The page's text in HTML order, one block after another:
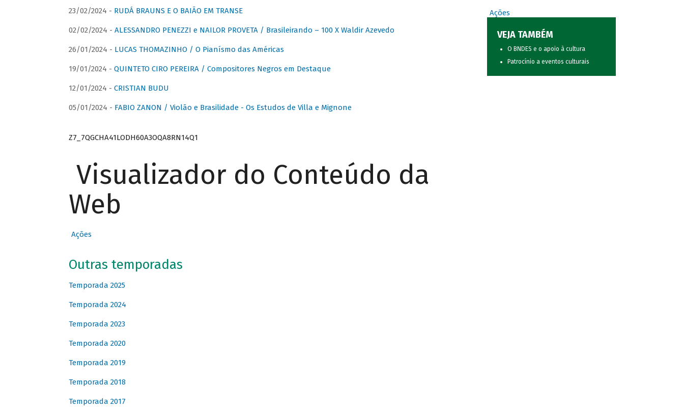
23/02/2024 - RUDÁ BRAUNS E O BAIÃO EM TRANSE
02/02/2024 - ALESSANDRO PENEZZI e NAILOR PROVETA / Brasileirando – 100 X Waldir Azevedo
26/01/2024 - LUCAS THOMAZINHO / O Pianísmo das Américas
19/01/2024 - QUINTETO CIRO PEREIRA / Compositores Negros em Destaque
12/01/2024 - CRISTIAN BUDU
05/01/2024 - FABIO ZANON / Violão e Brasilidade - Os Estudos de Villa e Mignone
Z7_7QGCHA41LODH60A3OQA8RN14Q1
Visualizador do Conteúdo da
Web
Ações
Outras temporadas
Temporada 2025
Temporada 2024
Temporada 2023
Temporada 2020
Temporada 2019
Temporada 2018
Temporada 2017
Ações
VEJA TAMBÉM
O BNDES e o apoio à cultura
Patrocínio a eventos culturais